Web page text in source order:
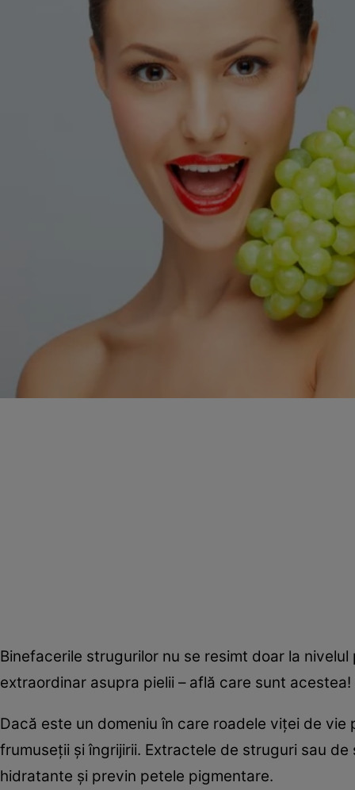
Binefacerile strugurilor nu se resimt doar la
extraordinar asupra pielii – află care sunt acestea!
Dacă este un domeniu în care roadele viţei de
frumuseţii şi îngrijirii. Extractele de struguri sau
hidratante şi previn petele pigmentare.